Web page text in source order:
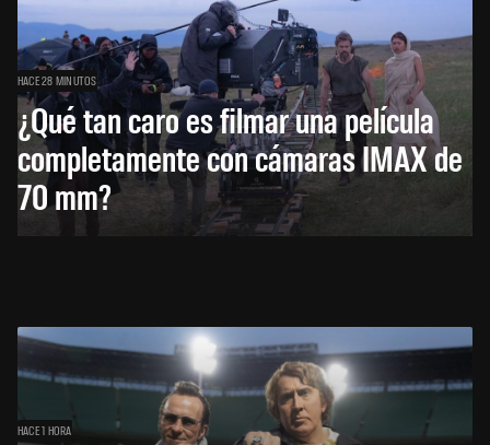
HACE 28 MINUTOS
¿Qué tan caro es filmar una película
completamente con cámaras IMAX de
70 mm?
HACE 1 HORA